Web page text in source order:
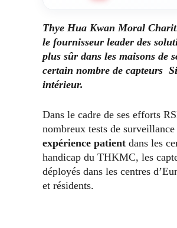
Thye Hua Kwan Moral
le fournisseur leader des
plus sûr dans les maisons de
certain nombre de capteurs
intérieur.
Dans le cadre de ses efforts
nombreux tests de
expérience patient dans les
handicap du THKMC, les
déployés dans les centres
et résidents.